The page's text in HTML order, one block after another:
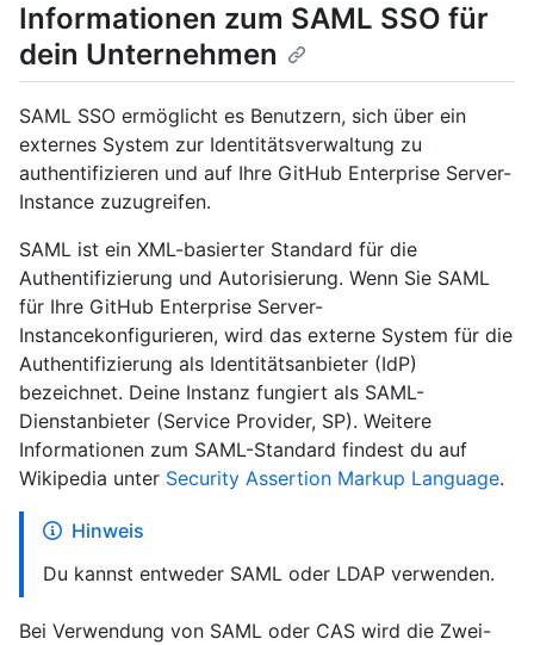
Informationen zum SAML SSO für
dein Unternehmen
SAML SSO ermöglicht es Benutzern, sich über ein
externes System zur Identitätsverwaltung zu
authentifizieren und auf Ihre GitHub Enterprise Server-
Instance zuzugreifen.
SAML ist ein XML-basierter Standard für die
Authentifizierung und Autorisierung. Wenn Sie SAML
für Ihre GitHub Enterprise Server-
Instancekonfigurieren, wird das externe System für die
Authentifizierung als Identitätsanbieter (IdP)
bezeichnet. Deine Instanz fungiert als SAML-
Dienstanbieter (Service Provider, SP). Weitere
Informationen zum SAML-Standard findest du auf
Wikipedia unter Security Assertion Markup Language.
Hinweis
Du kannst entweder SAML oder LDAP verwenden.
Bei Verwendung von SAML oder CAS wird die Zwei-